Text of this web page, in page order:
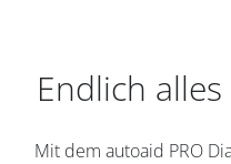
Endlich
Mit dem autoaid PRO